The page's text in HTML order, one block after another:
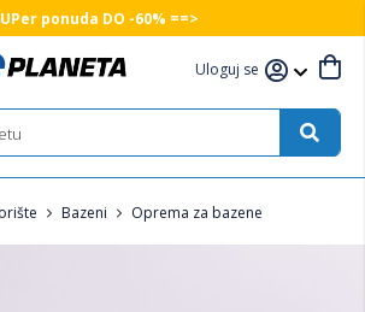
ponuda DO -60% ==>
Uloguj se
Bazeni Oprema za bazene